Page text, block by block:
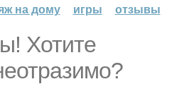
на дому
игры отзывы
Хотите